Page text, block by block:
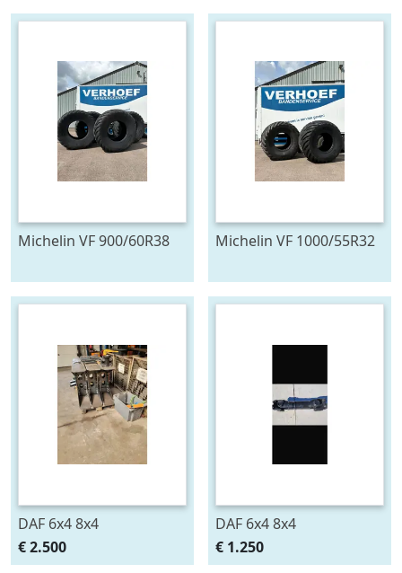
Michelin VF 900/60R38
Michelin VF 1000/55R32
DAF 6x4 8x4
€ 2.500
DAF 6x4 8x4
€ 1.250